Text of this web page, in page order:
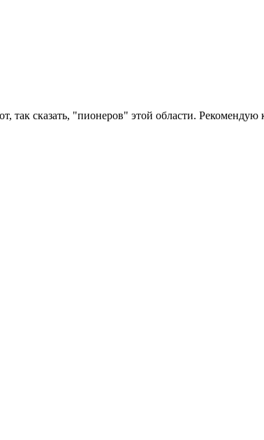
так сказать, "пионеров" этой области. Рекомендую